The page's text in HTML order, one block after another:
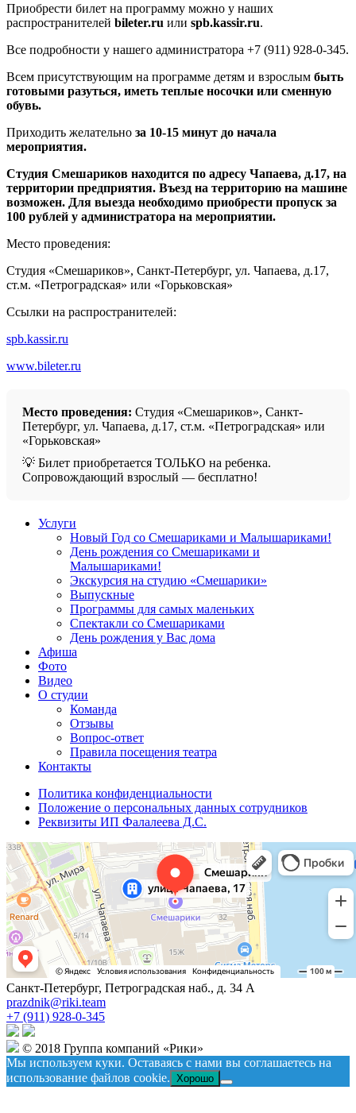
Приобрести билет на программу можно у наших
распространителей bileter.ru или spb.kassir.ru.
Все подробности у нашего администратора +7 (911) 928-0-345.
Всем присутствующим на программе детям и взрослым быть
готовыми разуться, иметь теплые носочки или сменную
обувь.
Приходить желательно за 10-15 минут до начала
мероприятия.
Студия Смешариков находится по адресу Чапаева, д.17, на
территории предприятия. Въезд на территорию на машине
возможен. Для выезда необходимо приобрести пропуск за
100 рублей у администратора на мероприятии.
Место проведения:
Студия «Смешариков», Санкт-Петербург, ул. Чапаева, д.17,
ст.м. «Петроградская» или «Горьковская»
Ссылки на распространителей:
spb.kassir.ru
www.bileter.ru
Место проведения: Студия «Смешариков», Санкт-
Петербург, ул. Чапаева, д.17, ст.м. «Петроградская» или
«Горьковская»
💡 Билет приобретается ТОЛЬКО на ребенка.
Сопровождающий взрослый — бесплатно!
Услуги
Новый Год со Смешариками и Малышариками!
День рождения со Смешариками и
Малышариками!
Экскурсия на студию «Смешарики»
Выпускные
Программы для самых маленьких
Спектакли со Смешариками
День рождения у Вас дома
Афиша
Фото
Видео
О студии
Команда
Отзывы
Вопрос-ответ
Правила посещения театра
Контакты
Политика конфиденциальности
Положение о персональных данных сотрудников
Реквизиты ИП Фалалеева Д.С.
Санкт-Петербург, Петроградская наб., д. 34 А
prazdnik@riki.team
+7 (911) 928-0-345
© 2018 Группа компаний «Рики»
Мы используем куки. Оставаясь с нами вы соглашаетесь на
использование файлов cookie. Хорошо